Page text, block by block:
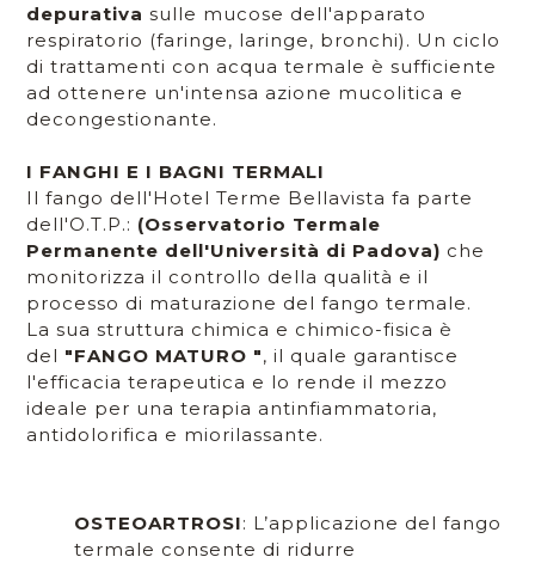
depurativa sulle mucose dell'apparato
respiratorio (faringe, laringe, bronchi). Un ciclo
di trattamenti con acqua termale è sufficiente
ad ottenere un'intensa azione mucolitica e
decongestionante.
I FANGHI E I BAGNI TERMALI
Il fango dell'Hotel Terme Bellavista fa parte
dell'O.T.P.: (Osservatorio Termale
Permanente dell'Università di Padova) che
monitorizza il controllo della qualità e il
processo di maturazione del fango termale.
La sua struttura chimica e chimico-fisica è
del "FANGO MATURO ", il quale garantisce
l'efficacia terapeutica e lo rende il mezzo
ideale per una terapia antinfiammatoria,
antidolorifica e miorilassante.
OSTEOARTROSI: L’applicazione del fango
termale consente di ridurre